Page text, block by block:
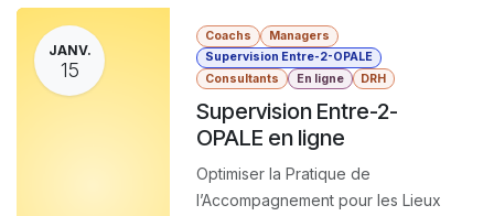
JANV.
15
Coachs
Managers
Supervision Entre-2-OPALE
Consultants
En ligne DRH
Supervision Entre-2-
OPALE en ligne
Optimiser la Pratique de
l’Accompagnement pour les Lieux